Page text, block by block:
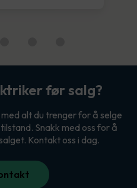
før salg?
alt du trenger for å selge
Snakk med oss for å
Kontakt oss i dag.